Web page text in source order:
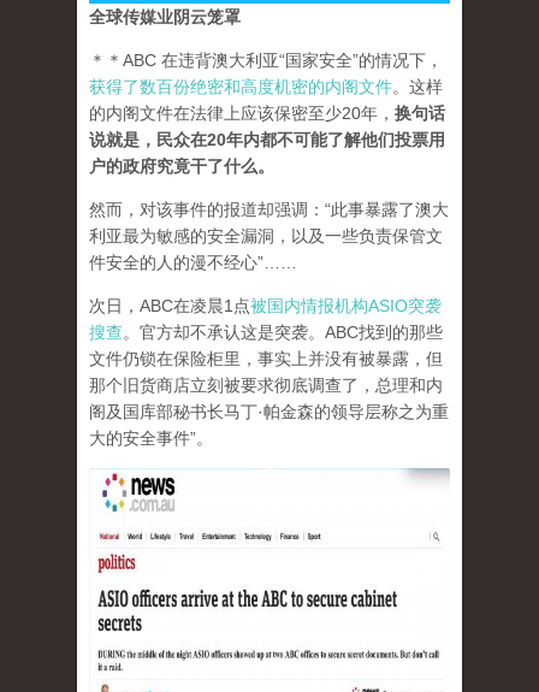
全球传媒业阴云笼罩
＊＊ABC 在违背澳大利亚“国家安全”的情况下，
获得了数百份绝密和高度机密的内阁文件。这样
的内阁文件在法律上应该保密至少20年， 换句话
说就是，民众在20年内都不可能了解他们投票用
户的政府究竟干了什么。
然而，对该事件的报道却强调：“此事暴露了澳大
利亚最为敏感的安全漏洞，以及一些负责保管文
件安全的人的漫不经心”……
次日，ABC在凌晨1点被国内情报机构ASIO突袭
搜查。官方却不承认这是突袭。ABC找到的那些
文件仍锁在保险柜里，事实上并没有被暴露，但
那个旧货商店立刻被要求彻底调查了，总理和内
阁及国库部秘书长马丁·帕金森的领导层称之为重
大的安全事件”。